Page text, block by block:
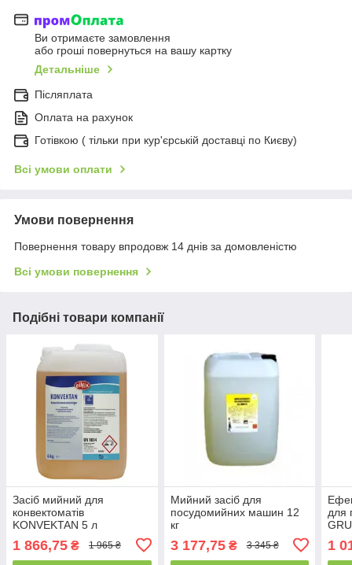
Ви отримаєте замовлення
або гроші повернуться на вашу картку
Детальніше
Післяплата
Оплата на рахунок
Готівкою ( тільки при кур'єрській доставці по Києву)
Всі умови оплати
Умови повернення
Повернення товару впродовж 14 днів за домовленістю
Всі умови повернення
Подібні товари компанії
Засіб мийний для
конвектоматів
KONVEKTAN 5 л
1 866,75 ₴ 1 965 ₴
Мийний засіб для
посудомийних машин 12
кг
3 177,75₴ 3 345 ₴
для
1